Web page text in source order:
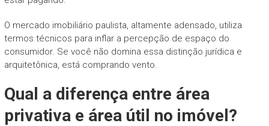
O mercado imobiliário paulista, altamente adensado, utiliza
termos técnicos para inflar a percepção de espaço do
consumidor. Se você não domina essa distinção jurídica e
arquitetônica, está comprando vento.
Qual a diferença entre área
privativa e área útil no imóvel?